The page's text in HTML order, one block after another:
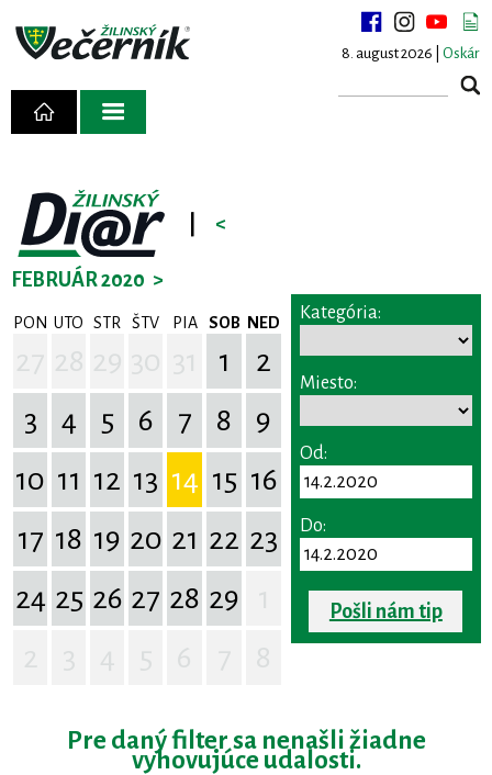
8. august 2026 | Oskár
<
FEBRUÁR 2020 >
PON UTO STR ŠTV PIA SOB NED
1
2
3
4 5 6 7 8
9
10 11 12 13 14 15 16
17 18 19 20 21 22 23
24 25 26 27 28 29
Kategória:
Miesto:
Od:
Do:
Pošli nám tip
Pre daný filter sa nenašli žiadne
vyhovujúce udalosti.